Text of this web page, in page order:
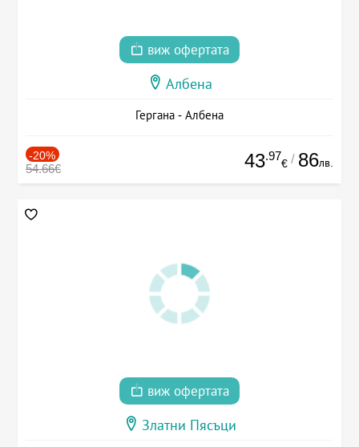
виж офертата
Албена
Гергана - Албена
-20%
54.66€ 43.97
€ / 86лв.
виж офертата
Златни Пясъци